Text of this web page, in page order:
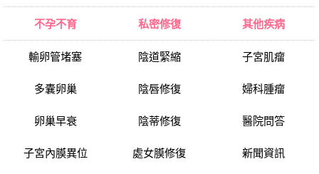
不孕不育
輸卵管堵塞
多囊卵巢
卵巢早衰
子宮內膜異位
私密修復
陰道緊縮
陰唇修復
陰蒂修復
處女膜修復
其他疾病
子宮肌瘤
婦科腫瘤
醫院問答
新聞資訊